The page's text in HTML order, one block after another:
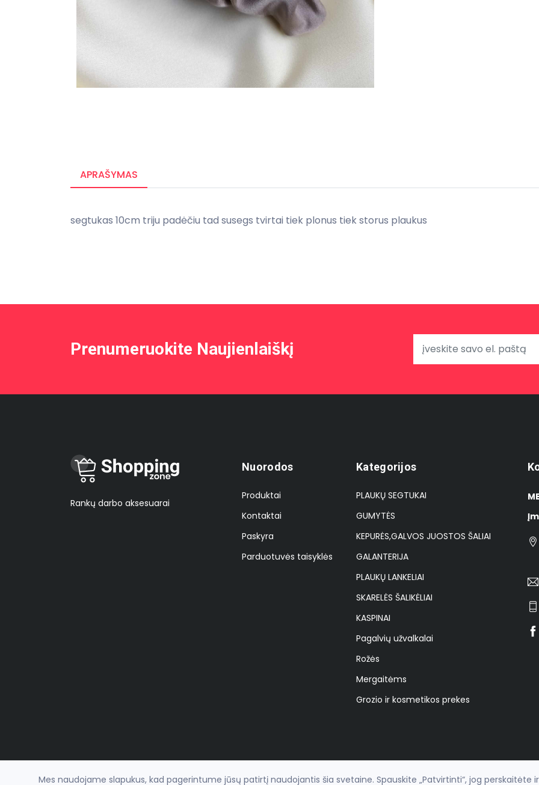
APRAŠYMAS
segtukas 10cm triju padėčiu tad susegs tvirtai tiek plonus tiek storus plaukus
Prenumeruokite Naujienlaiškį
Rankų darbo aksesuarai
Nuorodos
Produktai
Kontaktai
Paskyra
Parduotuvės taisyklės
Kategorijos
PLAUKŲ SEGTUKAI
GUMYTĖS
KEPURĖS,GALVOS JUOSTOS ŠALIAI
GALANTERIJA
PLAUKŲ LANKELIAI
SKARELĖS ŠALIKĖLIAI
KASPINAI
Pagalvių užvalkalai
Rožės
Mergaitėms
Grozio ir kosmetikos prekes
Mes naudojame slapukus, kad pagerintume jūsų patirtį naudojantis šia svetaine. Spauskite „Patvirtinti“, jog